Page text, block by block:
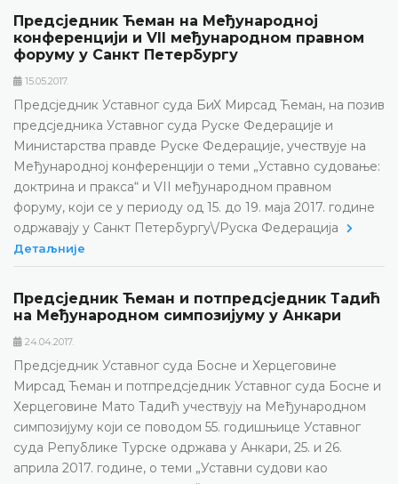
Предсједник Ћеман на Међународној
конференцији и VII међународном правном
форуму у Санкт Петербургу
15.05.2017.
Предсједник Уставног суда БиХ Мирсад Ћеман, на позив
предсједника Уставног суда Руске Федерације и
Министарства правде Руске Федерације, учествује на
Међународној конференцији о теми „Уставно судовање:
доктрина и пракса“ и VII међународном правном
форуму, који се у периоду од 15. до 19. маја 2017. године
одржавају у Санкт Петербургу\/Руска Федерација
Детаљније
Предсједник Ћеман и потпредсједник Тадић
на Међународном симпозијуму у Анкари
24.04.2017.
Предсједник Уставног суда Босне и Херцеговине
Мирсад Ћеман и потпредсједник Уставног суда Босне и
Херцеговине Мато Тадић учествују на Међународном
симпозијуму који се поводом 55. годишњице Уставног
суда Републике Турске одржава у Анкари, 25. и 26.
априла 2017. године, о теми „Уставни судови као